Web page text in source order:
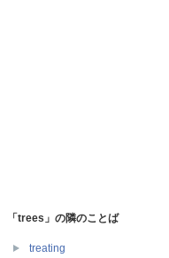
「trees」の隣のことば
treating